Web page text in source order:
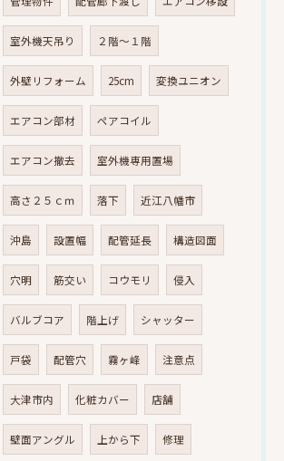
室外機天吊り ２階～１階
外壁リフォーム 25cm 変換ユニオン
エアコン部材 ペアコイル
エアコン撤去 室外機専用置場
高さ２５ｃｍ 落下 近江八幡市
沖島 設置幅 配管延長 構造図面
穴明 筋交い コウモリ 侵入
バルブコア 階上げ シャッター
戸袋 配管穴 霧ヶ峰 注意点
大津市内 化粧カバー 店舗
壁面アングル 上から下 修理